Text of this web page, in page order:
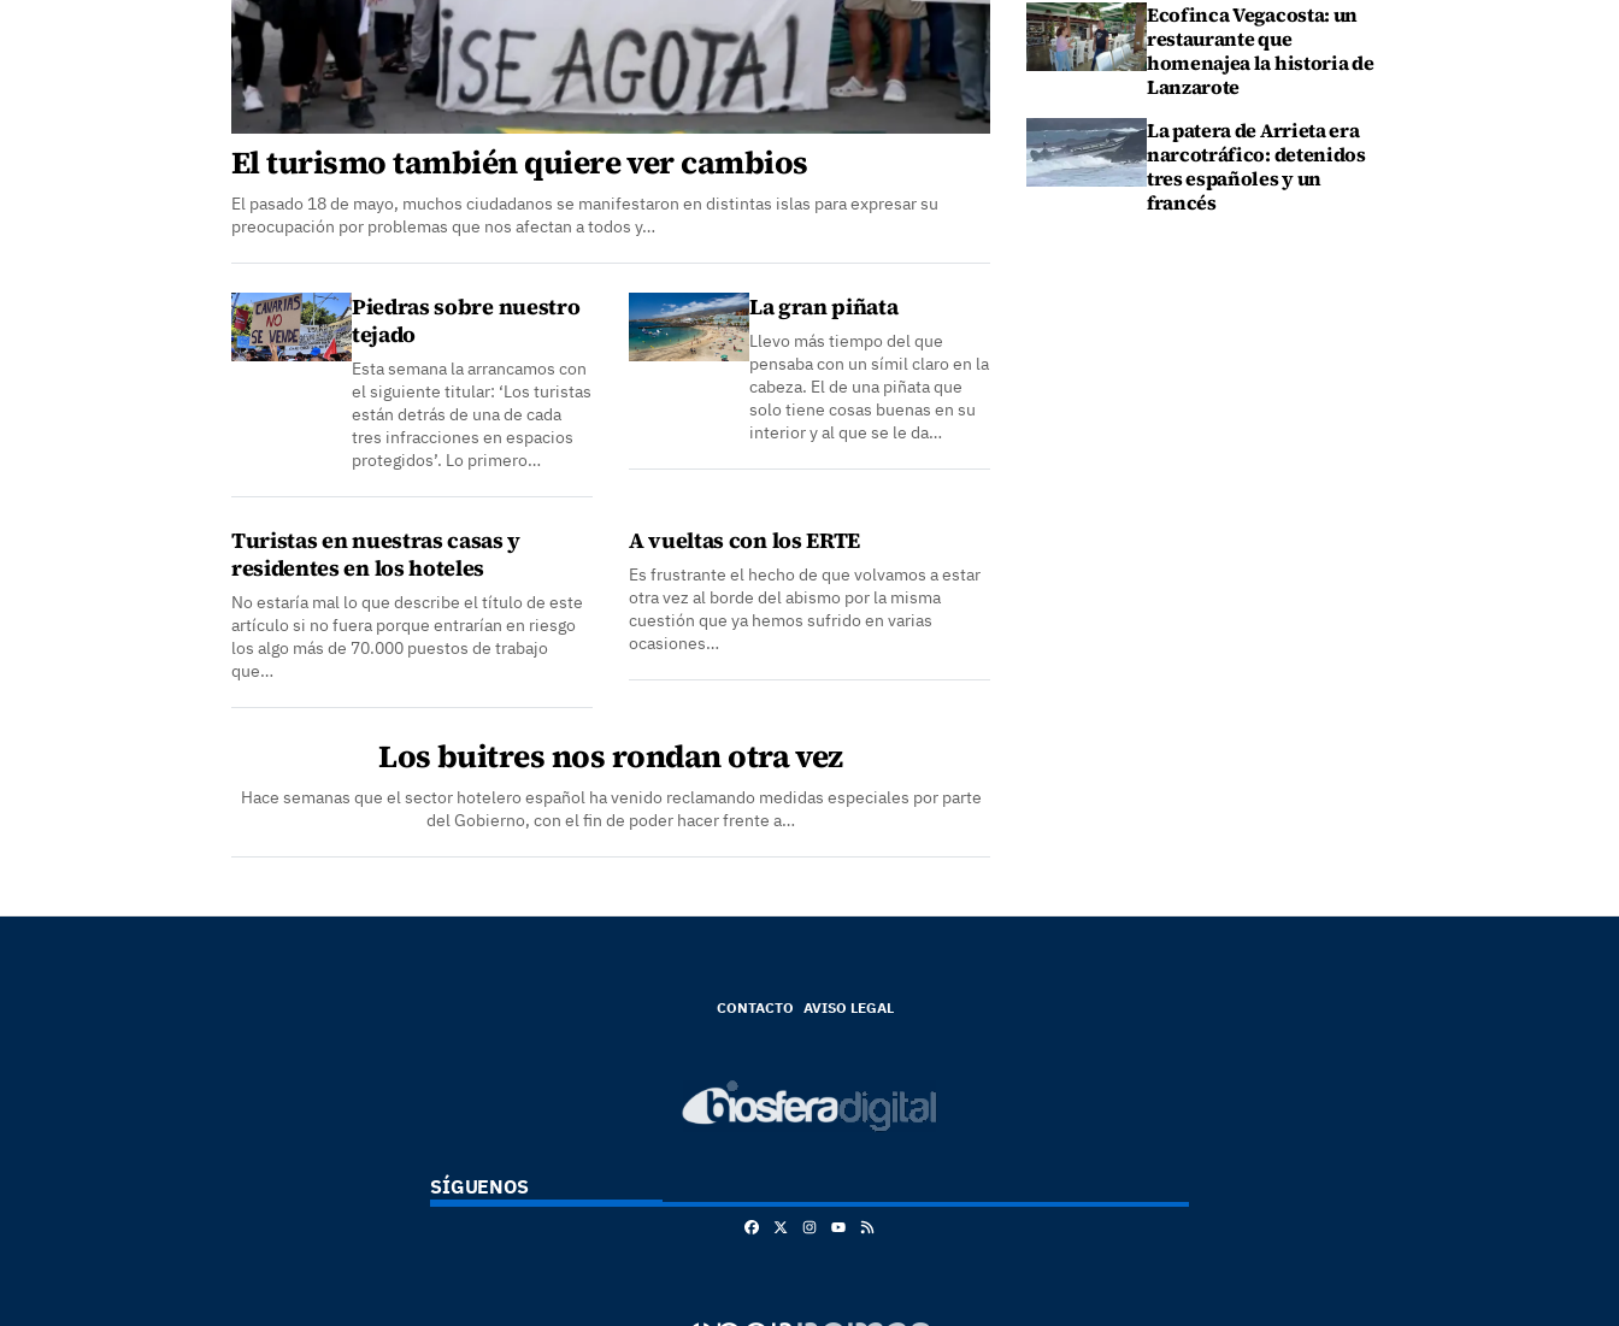
El turismo también quiere ver cambios
El pasado 18 de mayo, muchos ciudadanos se manifestaron en distintas islas para expresar su
preocupación por problemas que nos afectan a todos y…
Piedras sobre nuestro
tejado
Esta semana la arrancamos con
el siguiente titular: ‘Los turistas
están detrás de una de cada
tres infracciones en espacios
protegidos’. Lo primero…
La gran piñata
Llevo más tiempo del que
pensaba con un símil claro en la
cabeza. El de una piñata que
solo tiene cosas buenas en su
interior y al que se le da…
Turistas en nuestras casas y
residentes en los hoteles
No estaría mal lo que describe el título de este
artículo si no fuera porque entrarían en riesgo
los algo más de 70.000 puestos de trabajo
que…
A vueltas con los ERTE
Es frustrante el hecho de que volvamos a estar
otra vez al borde del abismo por la misma
cuestión que ya hemos sufrido en varias
ocasiones…
Los buitres nos rondan otra vez
Hace semanas que el sector hotelero español ha venido reclamando medidas especiales por parte
del Gobierno, con el fin de poder hacer frente a…
Ecofinca Vegacosta: un
restaurante que
homenajea la historia de
Lanzarote
La patera de Arrieta era
narcotráfico: detenidos
tres españoles y un
francés
CONTACTO AVISO LEGAL
SÍGUENOS
FacebookInstagram